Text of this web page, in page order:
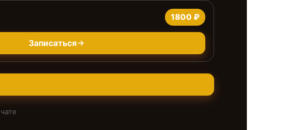
1800 ₽
Записаться